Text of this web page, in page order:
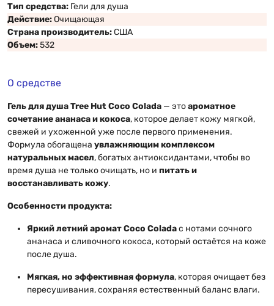
Тип средства: Гели для душа
Действие:Очищающая
Страна производитель:США
Объем:532
О средстве
Гель для душа Tree Hut Coco Colada — этоароматное
сочетание ананаса и кокоса, которое делает кожу мягкой,
свежей и ухоженной уже после первого применения.
Формула обогащена увлажняющим комплексом
натуральных масел, богатых антиоксидантами, чтобы во
время душа не только очищать, но и питать и
восстанавливать кожу.
Особенности продукта:
Яркий летний аромат Coco Coladaс нотами сочного
ананаса и сливочного кокоса, который остаётся на коже
после душа.
Мягкая, но эффективная формула, которая очищает без
пересушивания, сохраняя естественный баланс влаги.